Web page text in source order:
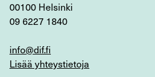
00100 Helsinki
09 6227 1840
info@dif.fi
Lisää yhteystietoja